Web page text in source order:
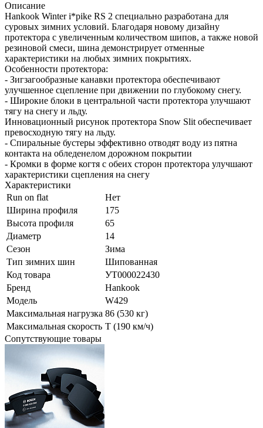
Описание
Hankook Winter i*pike RS 2 специально разработана для
суровых зимних условий. Благодаря новому дизайну
протектора с увеличенным количеством шипов, а также новой
резиновой смеси, шина демонстрирует отменные
характеристики на любых зимних покрытиях.
Особенности протектора:
- Зигзагообразные канавки протектора обеспечивают
улучшенное сцепление при движении по глубокому снегу.
- Широкие блоки в центральной части протектора улучшают
тягу на снегу и льду.
Инновационный рисунок протектора Snow Slit обеспечивает
превосходную тягу на льду.
- Спиральные бустеры эффективно отводят воду из пятна
контакта на обледенелом дорожном покрытии
- Кромки в форме когтя с обеих сторон протектора улучшают
характеристики сцепления на снегу
Характеристики
Run on flat
Нет
Ширина профиля
175
Высота профиля
65
Диаметр
14
Сезон
Зима
Тип зимних шин
Шипованная
Код товара
УТ000022430
Бренд
Hankook
Модель
W429
Максимальная нагрузка 86 (530 кг)
Максимальная скорость T (190 км/ч)
Сопутствующие товары